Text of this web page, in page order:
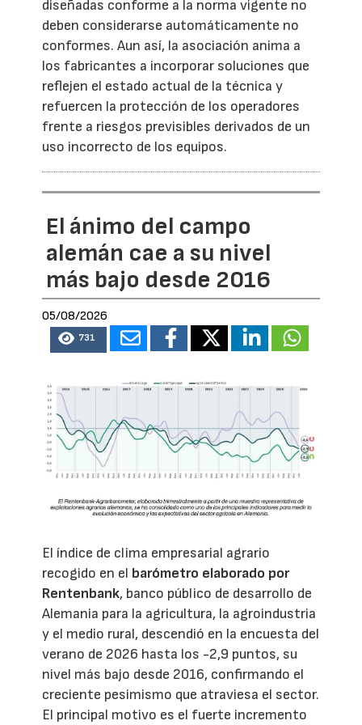
diseñadas conforme a la norma vigente no
deben considerarse automáticamente no
conformes. Aun así, la asociación anima a
los fabricantes a incorporar soluciones que
reflejen el estado actual de la técnica y
refuercen la protección de los operadores
frente a riesgos previsibles derivados de un
uso incorrecto de los equipos.
El ánimo del campo
alemán cae a su nivel
más bajo desde 2016
05/08/2026
731
El índice de clima empresarial agrario
recogido en el barómetro elaborado por
Rentenbank, banco público de desarrollo de
Alemania para la agricultura, la agroindustria
y el medio rural, descendió en la encuesta del
verano de 2026 hasta los -2,9 puntos, su
nivel más bajo desde 2016, confirmando el
creciente pesimismo que atraviesa el sector.
El principal motivo es el fuerte incremento